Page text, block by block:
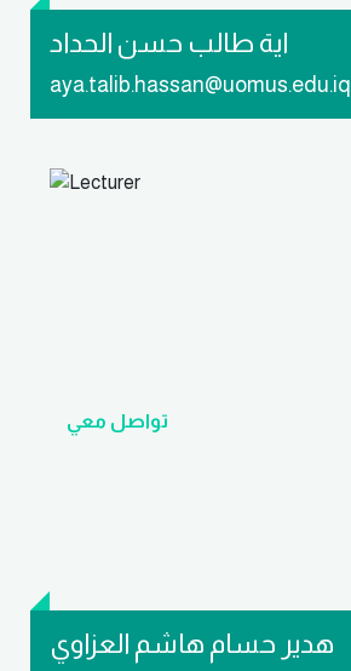
اية طالب حسن الحداد
aya.talib.hassan@uomus.edu.iq
هدير حسام هاشم العزاوي
تواصل معي